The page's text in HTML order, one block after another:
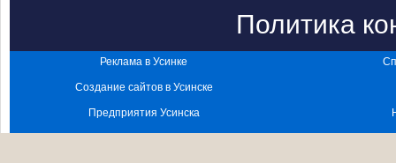
Политика
Реклама в Усинке
Создание сайтов в Усинске
Предприятия Усинска